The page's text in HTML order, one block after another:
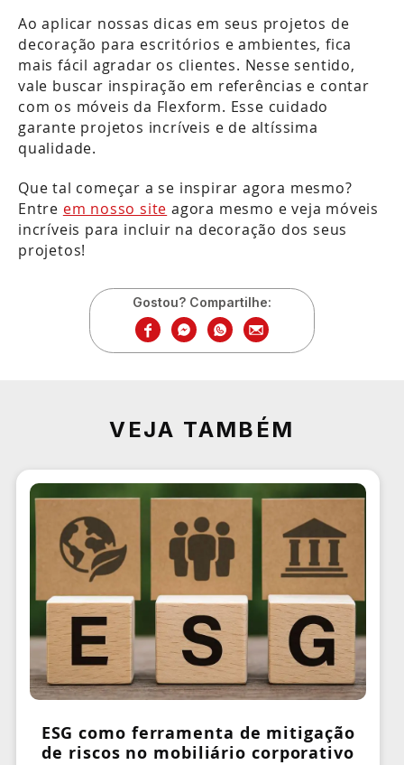
Ao aplicar nossas dicas em seus projetos de
decoração para escritórios e ambientes, fica
mais fácil agradar os clientes. Nesse sentido,
vale buscar inspiração em referências e contar
com os móveis da Flexform. Esse cuidado
garante projetos incríveis e de altíssima
qualidade.
Que tal começar a se inspirar agora mesmo?
Entre em nosso site agora mesmo e veja móveis
incríveis para incluir na decoração dos seus
projetos!
Gostou? Compartilhe:
VEJA TAMBÉM
ESG como ferramenta de mitigação
de riscos no mobiliário corporativo